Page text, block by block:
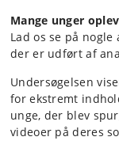
Mange unger
Lad os se på
der er udført af
Undersøgelsen
for ekstremt
unge, der blev
videoer på deres